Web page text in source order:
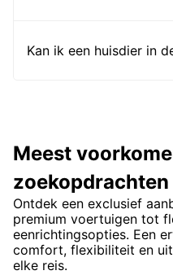
Kan ik een huisdier in
Meest
zoekopdrachten
Ontdek een exclusief
premium voertuigen tot
eenrichtingsopties. Een
comfort, flexibiliteit en
elke reis.